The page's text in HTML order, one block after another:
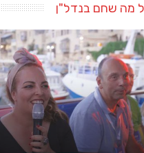
מה שחם בנדל"ן